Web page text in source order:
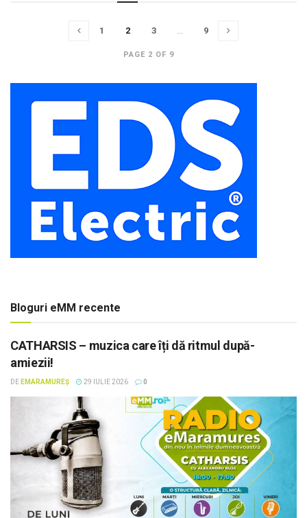
PAGE 2 OF 9
1 2 3 … 9
Bloguri eMM recente
CATHARSIS – muzica care îți dă ritmul după-
amiezii!
DE EMARAMUREȘ 29 IULIE 2026 0